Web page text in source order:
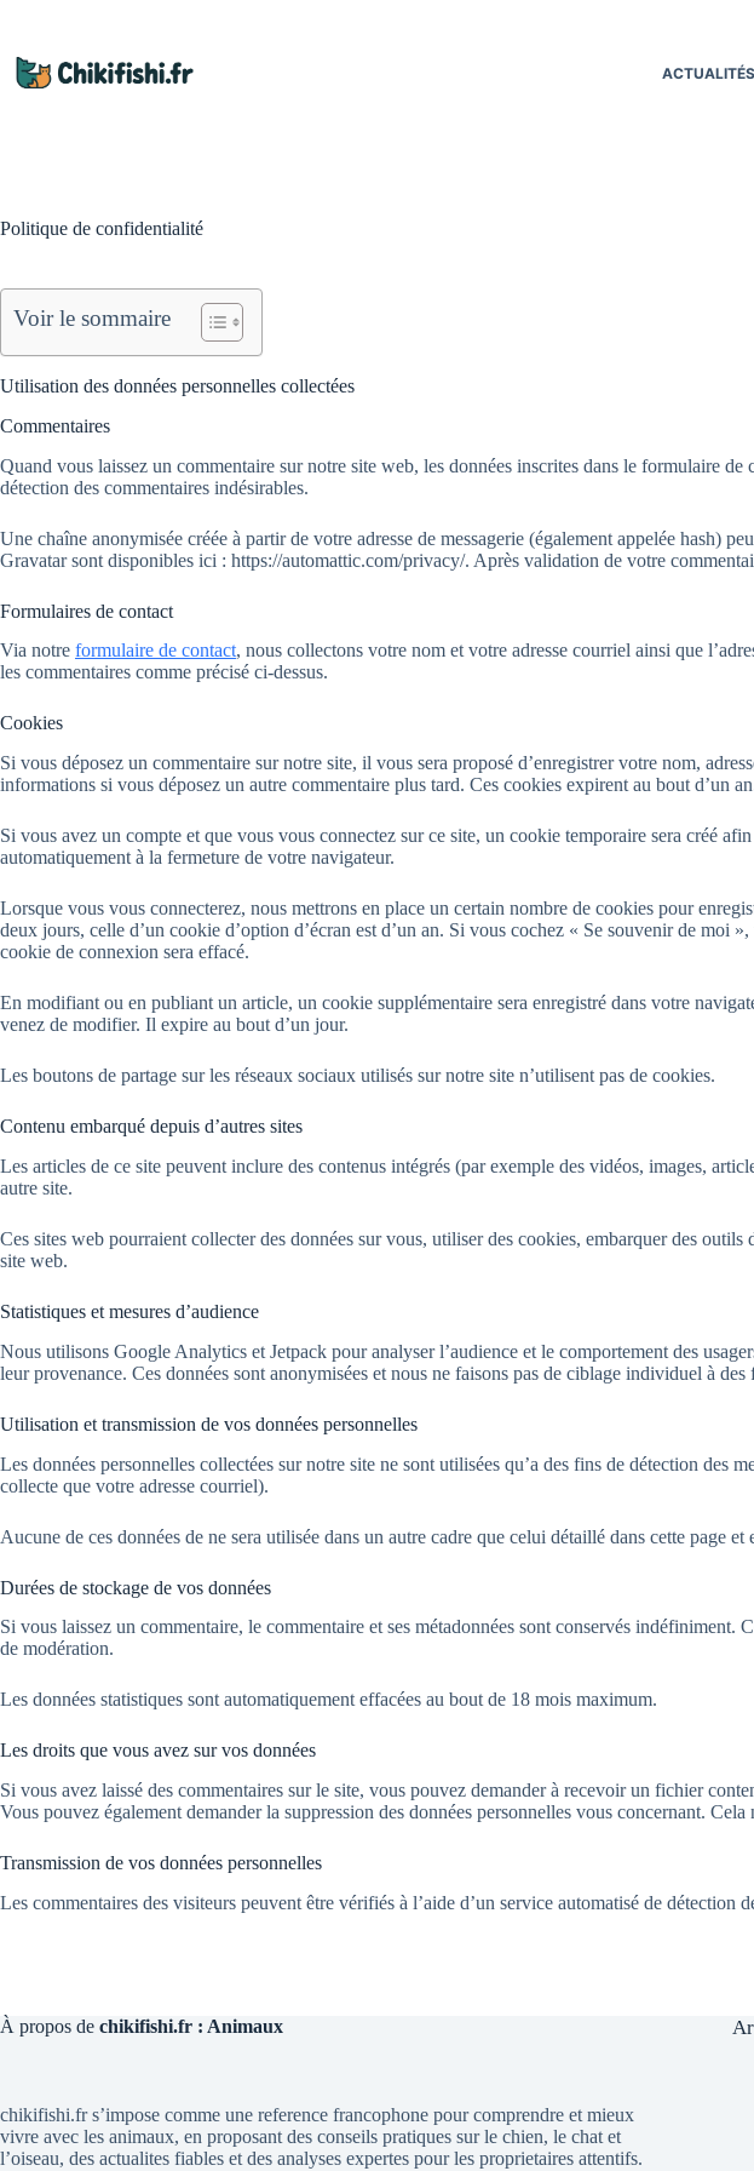
contenu
ACTUALITÉS
Politique de confidentialité
Voir le sommaire
Utilisation des données personnelles collectées
Commentaires
Quand vous laissez un commentaire sur notre site web, les données inscrites dans le formulaire
détection des commentaires indésirables.
Une chaîne anonymisée créée à partir de votre adresse de messagerie (également appelée hash)
Gravatar sont disponibles ici : https://automattic.com/privacy/. Après validation de votre
Formulaires de contact
Via notre formulaire de contact, nous collectons votre nom et votre adresse courriel ainsi que
les commentaires comme précisé ci-dessus.
Cookies
Si vous déposez un commentaire sur notre site, il vous sera proposé d’enregistrer votre nom,
informations si vous déposez un autre commentaire plus tard. Ces cookies expirent au bout d’un
Si vous avez un compte et que vous vous connectez sur ce site, un cookie temporaire sera créé
automatiquement à la fermeture de votre navigateur.
Lorsque vous vous connecterez, nous mettrons en place un certain nombre de cookies pour
deux jours, celle d’un cookie d’option d’écran est d’un an. Si vous cochez « Se souvenir de
cookie de connexion sera effacé.
En modifiant ou en publiant un article, un cookie supplémentaire sera enregistré dans votre
venez de modifier. Il expire au bout d’un jour.
Les boutons de partage sur les réseaux sociaux utilisés sur notre site n’utilisent pas de cookies.
Contenu embarqué depuis d’autres sites
Les articles de ce site peuvent inclure des contenus intégrés (par exemple des vidéos, images,
autre site.
Ces sites web pourraient collecter des données sur vous, utiliser des cookies, embarquer des
site web.
Statistiques et mesures d’audience
Nous utilisons Google Analytics et Jetpack pour analyser l’audience et le comportement des
leur provenance. Ces données sont anonymisées et nous ne faisons pas de ciblage individuel à
Utilisation et transmission de vos données personnelles
Les données personnelles collectées sur notre site ne sont utilisées qu’a des fins de détection
collecte que votre adresse courriel).
Aucune de ces données de ne sera utilisée dans un autre cadre que celui détaillé dans cette page
Durées de stockage de vos données
Si vous laissez un commentaire, le commentaire et ses métadonnées sont conservés
de modération.
Les données statistiques sont automatiquement effacées au bout de 18 mois maximum.
Les droits que vous avez sur vos données
Si vous avez laissé des commentaires sur le site, vous pouvez demander à recevoir un fichier
Vous pouvez également demander la suppression des données personnelles vous concernant.
Transmission de vos données personnelles
Les commentaires des visiteurs peuvent être vérifiés à l’aide d’un service automatisé de détection
À propos de chikifishi.fr : Animaux
chikifishi.fr s’impose comme une reference francophone pour comprendre et mieux
vivre avec les animaux, en proposant des conseils pratiques sur le chien, le chat et
l’oiseau, des actualites fiables et des analyses expertes pour les proprietaires attentifs.